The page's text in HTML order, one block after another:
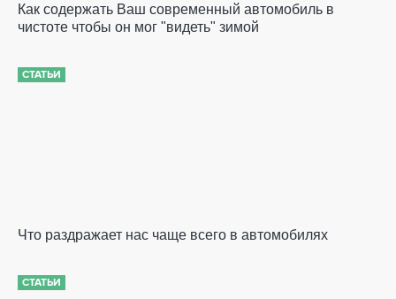
Как содержать Ваш современный автомобиль в
чистоте чтобы он мог "видеть" зимой
СТАТЬИ
Что раздражает нас чаще всего в автомобилях
СТАТЬИ